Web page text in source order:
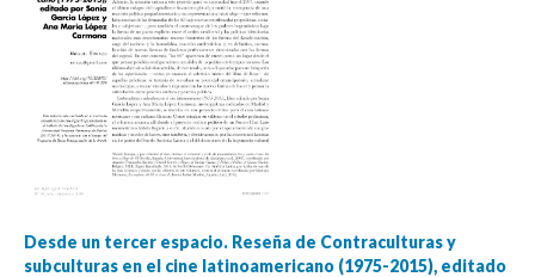
Desde un tercer espacio. Reseña de Contraculturas y
subculturas en el cine latinoamericano (1975-2015), editado